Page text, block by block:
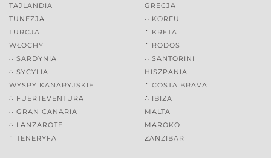
TAJLANDIA
TUNEZJA
TURCJA
WŁOCHY
∴ SARDYNIA
∴ SYCYLIA
WYSPY KANARYJSKIE
∴ FUERTEVENTURA
∴ GRAN CANARIA
∴ LANZAROTE
∴ TENERYFA
GRECJA
∴ KORFU
∴ KRETA
∴ RODOS
∴ SANTORINI
HISZPANIA
∴ COSTA BRAVA
∴ IBIZA
MALTA
MAROKO
ZANZIBAR